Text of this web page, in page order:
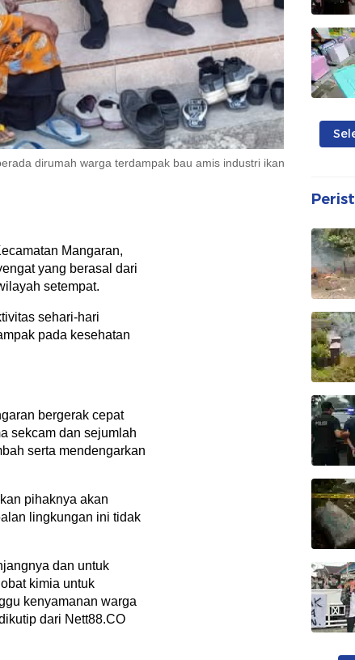
dirumah warga terdampak bau amis industri ikan
Mangaran,
yang berasal dari
setempat.
sehari-hari
pada kesehatan
bergerak cepat
sekcam dan sejumlah
serta mendengarkan
pihaknya akan
lingkungan ini tidak
dan untuk
kimia untuk
kenyamanan warga
dari Nett88.CO